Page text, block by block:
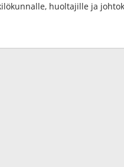
huoltajille ja